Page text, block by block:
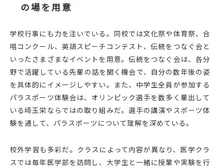
の場を用意
学校行事にも力を注いでいる。同校では文化祭や体育祭、合
唱コンクール、英語スピーチコンテスト、伝統をつなぐ会と
いったさまざまなイベントを用意。伝統をつなぐ会は、各分
野で活躍している先輩の話を聞く機会で、自分の数年後の姿
を具体的にイメージしやすい。また、中学生全員が参加する
パラスポーツ体験会は、オリンピック選手を数多く輩出して
いる埼玉栄ならではの取り組みだ。選手の講演やスポーツ体
験を通して、パラスポーツについて理解を深めている。
校外学習も多彩だ。クラスによって内容が異なり、医学クラ
スでは毎年医学部を訪問し、大学生と一緒に授業や実験を行